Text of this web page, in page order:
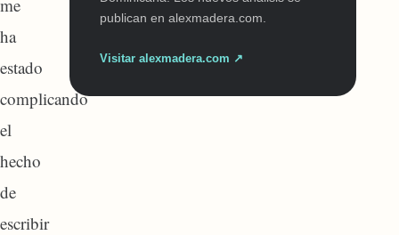
me
ha
estado
complicando
el
hecho
de
escribir
publican en alexmadera.com.
Visitar alexmadera.com ↗